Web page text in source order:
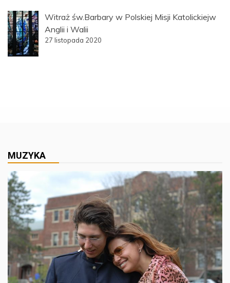
Witraż św.Barbary w Polskiej Misji Katolickiejw
Anglii i Walii
27 listopada 2020
MUZYKA